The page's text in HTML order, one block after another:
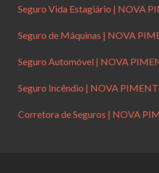
Seguro Vida Estagiário | NOVA
Seguro de Máquinas | NOVA
Seguro Automóvel | NOVA
Seguro Incêndio | NOVA
Corretora de Seguros | NOVA